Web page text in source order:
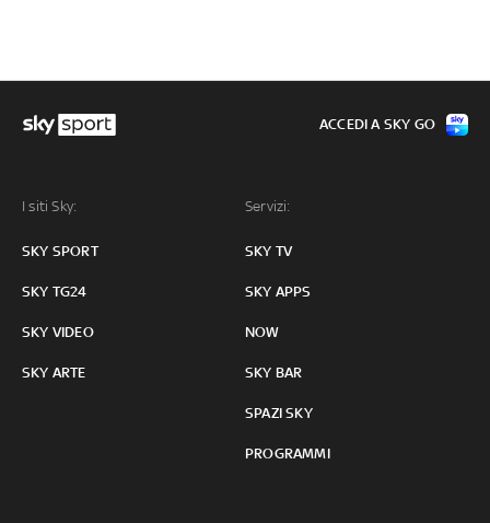
I siti Sky:
SKY SPORT
SKY TG24
SKY VIDEO
SKY ARTE
Servizi:
SKY TV
SKY APPS
NOW
SKY BAR
SPAZI SKY
PROGRAMMI
ACCEDI A SKY GO